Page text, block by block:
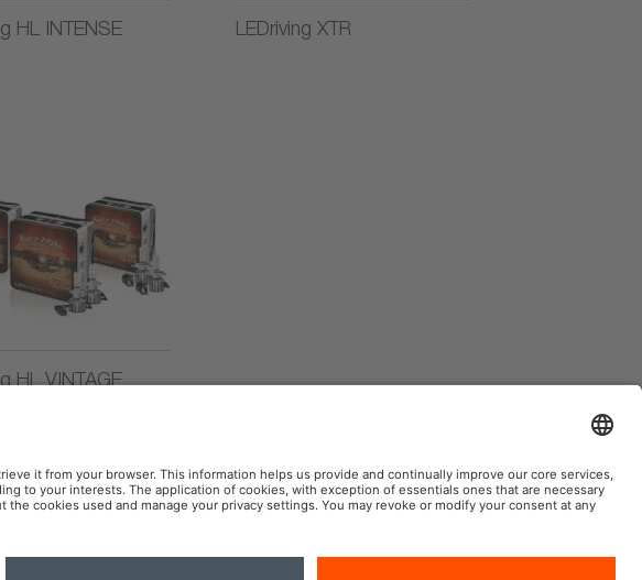
HL INTENSE LEDriving XTR
HL VINTAGE
OSRAM Automotive en las redes sociales